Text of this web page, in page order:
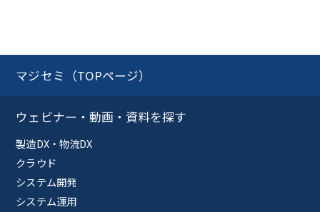
マジセミ（TOPページ）
ウェビナー・動画・資料を探す
製造DX・物流DX
クラウド
システム開発
システム運用